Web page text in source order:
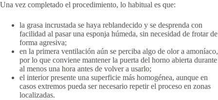
Una vez completado el procedimiento, lo habitual es que:
la grasa incrustada se haya reblandecido y se desprenda con
facilidad al pasar una esponja húmeda, sin necesidad de frotar de
forma agresiva;
en la primera ventilación aún se perciba algo de olor a amoníaco,
por lo que conviene mantener la puerta del horno abierta durante
al menos una hora antes de volver a usarlo;
el interior presente una superficie más homogénea, aunque en
casos extremos pueda ser necesario repetir el proceso en zonas
localizadas.